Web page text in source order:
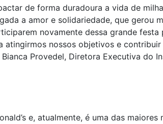
de forma duradoura a vida de
a amor e solidariedade, que gerou
novamente dessa grande
nossos objetivos e
Provedel, Diretora Executiva do
e, atualmente, é uma das